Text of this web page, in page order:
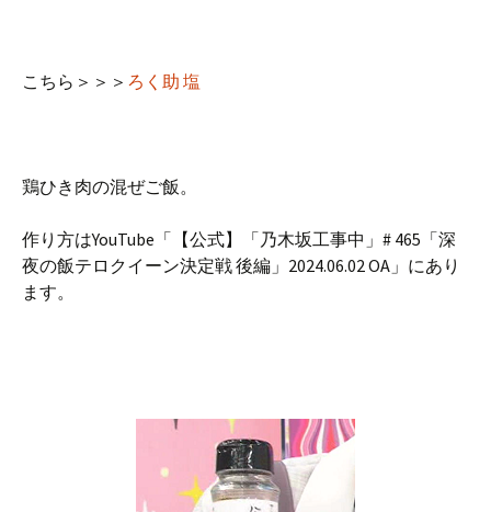
こちら＞＞＞ ろく助 塩
鶏ひき肉の混ぜご飯。
作り方はYouTube「【公式】「乃木坂工事中」# 465「深
夜の飯テロクイーン決定戦 後編」2024.06.02 OA」にあり
ます。